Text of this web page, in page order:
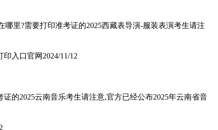
里?需要打印准考证的2025西藏表导演-服装表演考生请注
印入口官网 2024/11/12
的2025云南音乐考生请注意,官方已经公布2025年云南省音